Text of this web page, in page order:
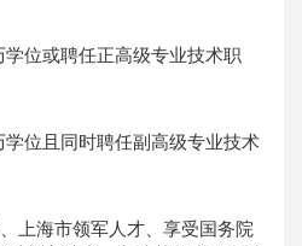
学位或聘任正高级专业技术职
学位且同时聘任副高级专业技术
、上海市领军人才、享受国务院